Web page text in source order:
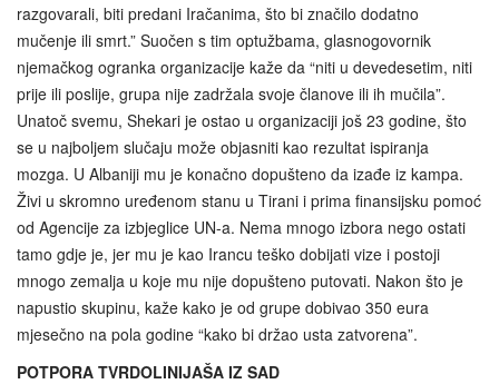
razgovarali, biti predani Iračanima, što bi značilo dodatno
mučenje ili smrt.” Suočen s tim optužbama, glasnogovornik
njemačkog ogranka organizacije kaže da “niti u devedesetim, niti
prije ili poslije, grupa nije zadržala svoje članove ili ih mučila”.
Unatoč svemu, Shekari je ostao u organizaciji još 23 godine, što
se u najboljem slučaju može objasniti kao rezultat ispiranja
mozga. U Albaniji mu je konačno dopušteno da izađe iz kampa.
Živi u skromno uređenom stanu u Tirani i prima finansijsku pomoć
od Agencije za izbjeglice UN-a. Nema mnogo izbora nego ostati
tamo gdje je, jer mu je kao Irancu teško dobijati ​​vize i postoji
mnogo zemalja u koje mu nije dopušteno putovati. Nakon što je
napustio skupinu, kaže kako je od grupe dobivao 350 eura
mjesečno na pola godine “kako bi držao usta zatvorena”.
POTPORA TVRDOLINIJAŠA IZ SAD